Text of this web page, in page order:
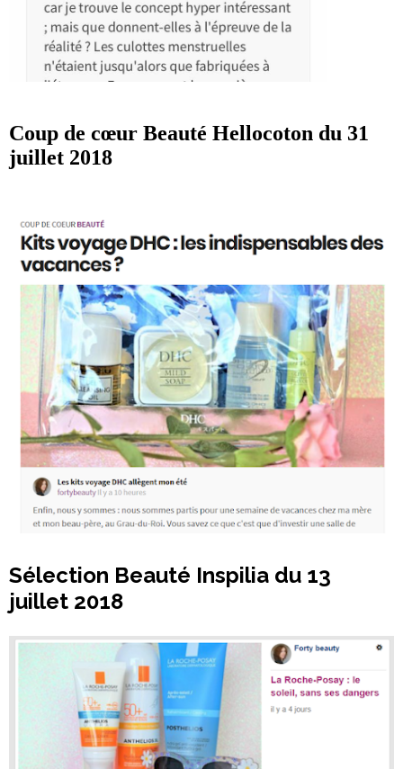
Coup de cœur Beauté Hellocoton du 31
juillet 2018
Sélection Beauté Inspilia du 13
juillet 2018